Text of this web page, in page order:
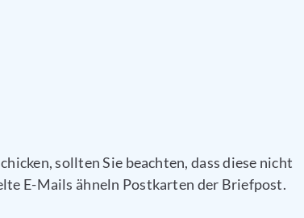
sollten Sie beachten, dass diese nicht
E-Mails ähneln Postkarten der Briefpost.